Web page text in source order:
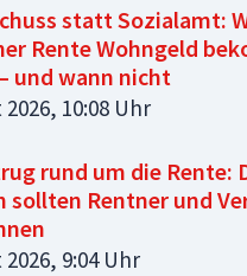
statt Sozialamt:
Rente Wohngeld
und wann nicht
2026, 10:08 Uhr
rund um die Rente:
sollten Rentner und
2026, 9:04 Uhr